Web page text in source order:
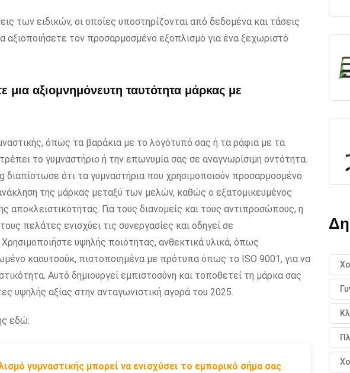
των ειδικών, οι οποίες υποστηρίζονται από δεδομένα και τάσεις
αξιοποιήσετε τον προσαρμοσμένο εξοπλισμό για ένα ξεχωριστό
μια αξιομνημόνευτη ταυτότητα μάρκας με
όπως τα βαράκια με το λογότυπό σας ή τα ράφια με τα
το γυμναστήριο ή την επωνυμία σας σε αναγνωρίσιμη οντότητα.
διαπίστωσε ότι τα γυμναστήρια που χρησιμοποιούν προσαρμοσμένο
της μάρκας μεταξύ των μελών, καθώς ο εξατομικευμένος
αποκλειστικότητας. Για τους διανομείς και τους αντιπροσώπους, η
πελάτες ενισχύει τις συνεργασίες και οδηγεί σε
υψηλής ποιότητας, ανθεκτικά υλικά, όπως
καουτσούκ, πιστοποιημένα με πρότυπα όπως το ISO 9001, για να
Αυτό δημιουργεί εμπιστοσύνη και τοποθετεί τη μάρκα σας
υψηλής αξίας στην ανταγωνιστική αγορά του 2025.
εδώ:
γυμναστικής μπορεί να ενισχύσει το εμπορικό σήμα σας